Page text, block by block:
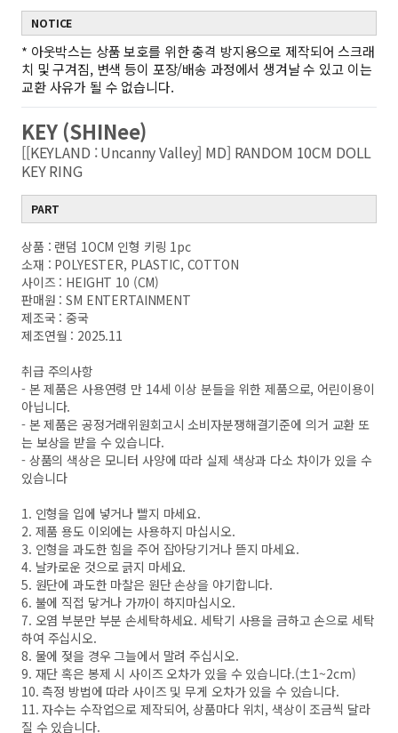
NOTICE
* 아웃박스는 상품 보호를 위한 충격 방지용으로 제작되어 스크래
치 및 구겨짐, 변색 등이 포장/배송 과정에서 생겨날 수 있고 이는
교환 사유가 될 수 없습니다.
KEY (SHINee)
[[KEYLAND : Uncanny Valley] MD] RANDOM 10CM DOLL
KEY RING
PART
상품 : 랜덤 1OCM 인형 키링 1pc
소재 : POLYESTER, PLASTIC, COTTON
사이즈 : HEIGHT 10 (CM)
판매원 : SM ENTERTAINMENT
제조국 : 중국
제조연월 : 2025.11
취급 주의사항
- 본 제품은 사용연령 만 14세 이상 분들을 위한 제품으로, 어린이용이
아닙니다.
- 본 제품은 공정거래위원회고시 소비자분쟁해결기준에 의거 교환 또
는 보상을 받을 수 있습니다.
- 상품의 색상은 모니터 사양에 따라 실제 색상과 다소 차이가 있을 수
있습니다
1. 인형을 입에 넣거나 빨지 마세요.
2. 제품 용도 이외에는 사용하지 마십시오.
3. 인형을 과도한 힘을 주어 잡아당기거나 뜯지 마세요.
4. 날카로운 것으로 긁지 마세요.
5. 원단에 과도한 마찰은 원단 손상을 야기합니다.
6. 불에 직접 닿거나 가까이 하지마십시오.
7. 오염 부분만 부분 손세탁하세요. 세탁기 사용을 금하고 손으로 세탁
하여 주십시오.
8. 물에 젖을 경우 그늘에서 말려 주십시오.
9. 재단 혹은 봉제 시 사이즈 오차가 있을 수 있습니다.(±1~2cm)
10. 측정 방법에 따라 사이즈 및 무게 오차가 있을 수 있습니다.
11. 자수는 수작업으로 제작되어, 상품마다 위치, 색상이 조금씩 달라
질 수 있습니다.